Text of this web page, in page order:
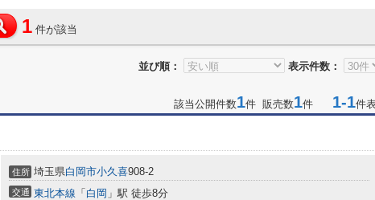
1 件が該当
並び順： 表示件数：
該当公開件数1件 販売数1件 1-1件
住所 埼玉県白岡市小久喜908-2
交通 東北本線 「 白岡 」駅 徒歩8分